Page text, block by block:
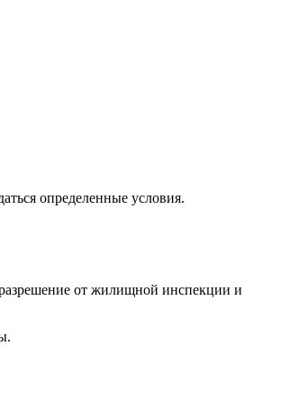
определенные условия.
от жилищной инспекции и